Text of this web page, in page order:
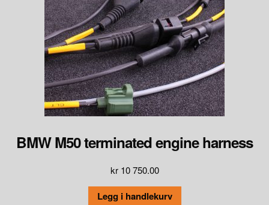
BMW M50 terminated engine harness
kr10 750.00
Legg i handlekurv